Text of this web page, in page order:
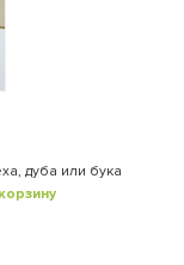
дуба или бука